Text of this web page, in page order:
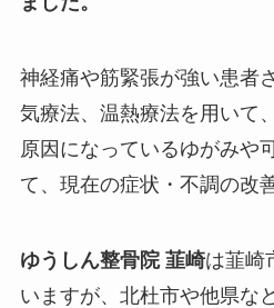
神経痛や筋緊張が強い患者
気療法、温熱療法を用いて
原因になっているゆがみや
て、現在の症状・不調の改
ゆうしん整骨院 韮崎は韮崎
いますが、北杜市や他県な